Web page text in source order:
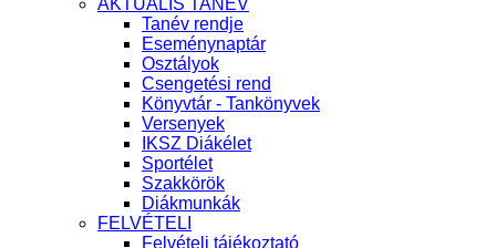
AKTUÁLIS TANÉV
Tanév rendje
Eseménynaptár
Osztályok
Csengetési rend
Könyvtár - Tankönyvek
Versenyek
IKSZ Diákélet
Sportélet
Szakkörök
Diákmunkák
FELVÉTELI
Felvételi tájékoztató